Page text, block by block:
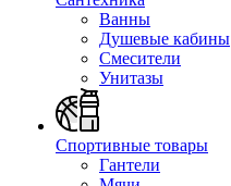
Ванны
Душевые кабины
Смесители
Унитазы
Спортивные товары
Гантели